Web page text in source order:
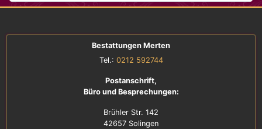
Bestattungen Merten
Tel.: 0212 592744
Postanschrift,
Büro und Besprechungen:
Brühler Str. 142
42657 Solingen